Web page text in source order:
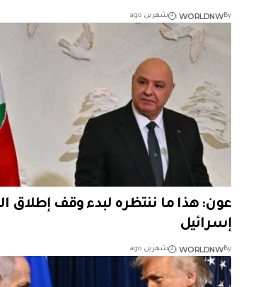
By
WORLDNW شهرين ago
عون: هذا ما ننتظره لبدء وقف إطلاق
إسرائيل
By
WORLDNW شهرين ago